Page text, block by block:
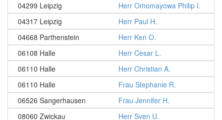
04299 Leipzig
Herr Omomayowa Philip I.
04317 Leipzig
Herr Paul H.
04668 Parthenstein
Herr Ken O.
06108 Halle
Herr Cesar L.
06110 Halle
Herr Christian A.
06110 Halle
Frau Stephanie R.
06526 Sangerhausen
Frau Jennifer H.
08060 Zwickau
Herr Sven U.